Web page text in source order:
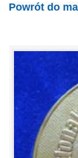
Powrót do